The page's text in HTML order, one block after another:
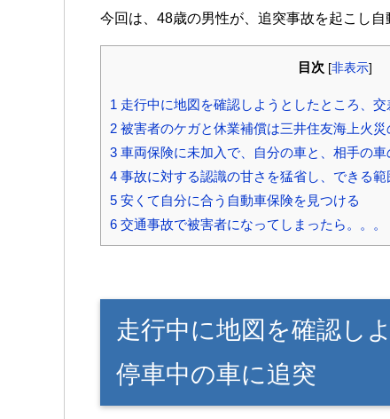
今回は、48歳の男性が、追突事故を起こし自
目次 [非表示]
1 走行中に地図を確認しようとしたところ、
2 被害者のケガと休業補償は三井住友海上火
3 車両保険に未加入で、自分の車と、相手の
4 事故に対する認識の甘さを猛省し、できる
5 安くて自分に合う自動車保険を見つける
6 交通事故で被害者になってしまったら。。。
走行中に地図を確認し
停車中の車に追突